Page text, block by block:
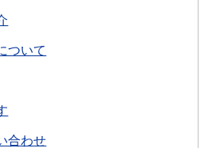
ついて
合わせ